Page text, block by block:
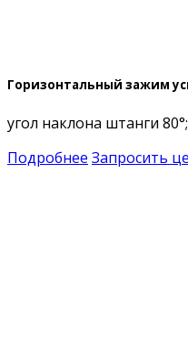
Горизонтальный зажим
угол наклона штанги
Подробнее Запросить